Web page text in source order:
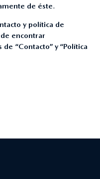
de éste.
y política de
encontrar
“Contacto” y “Política